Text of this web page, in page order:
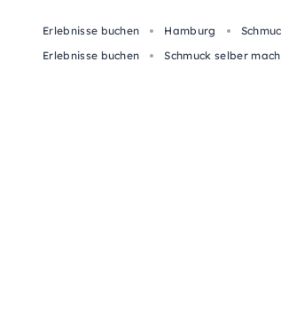
Erlebnisse buchen Hamburg
Erlebnisse buchen
Schmuck selber